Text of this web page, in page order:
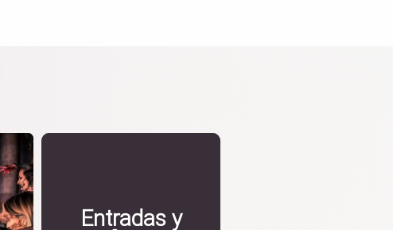
Entradas y